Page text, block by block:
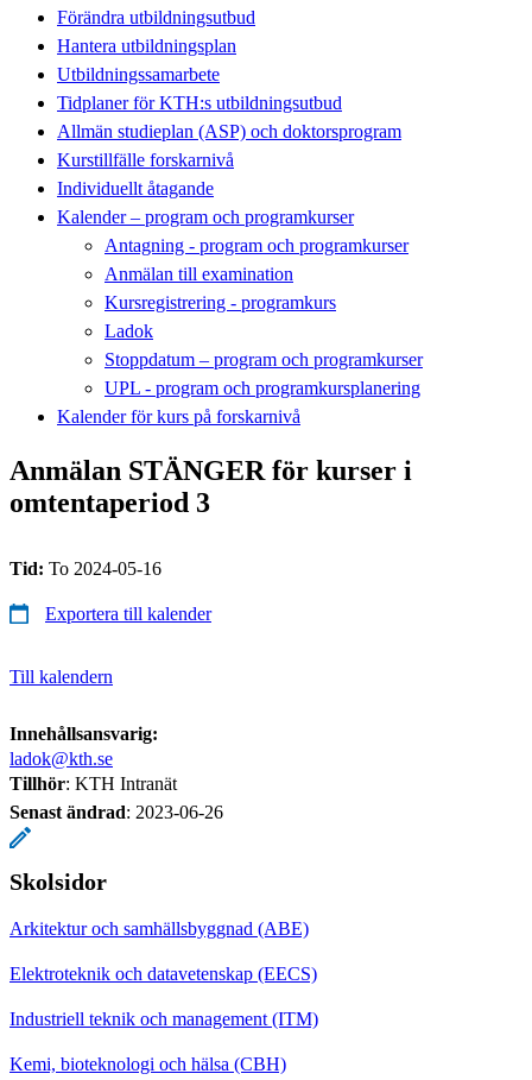
Förändra utbildningsutbud
Hantera utbildningsplan
Utbildningssamarbete
Tidplaner för KTH:s utbildningsutbud
Allmän studieplan (ASP) och doktorsprogram
Kurstillfälle forskarnivå
Individuellt åtagande
Kalender – program och programkurser
Antagning - program och programkurser
Anmälan till examination
Kursregistrering - programkurs
Ladok
Stoppdatum – program och programkurser
UPL - program och programkursplanering
Kalender för kurs på forskarnivå
Anmälan STÄNGER för kurser i
omtentaperiod 3
Tid: To 2024-05-16
Exportera till kalender
Till kalendern
Innehållsansvarig:
ladok@kth.se
Tillhör: KTH Intranät
Senast ändrad: 2023-06-26
Skolsidor
Arkitektur och samhällsbyggnad (ABE)
Elektroteknik och datavetenskap (EECS)
Industriell teknik och management (ITM)
Kemi, bioteknologi och hälsa (CBH)